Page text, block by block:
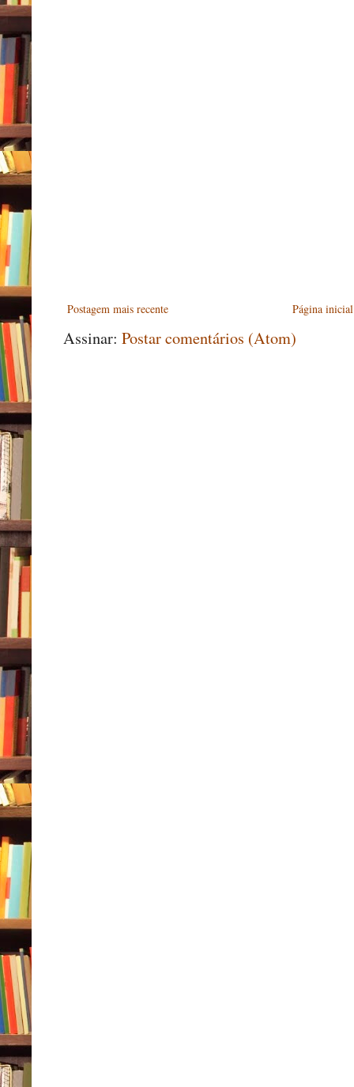
Postagem mais recente Página inicial
Assinar: Postar comentários (Atom)